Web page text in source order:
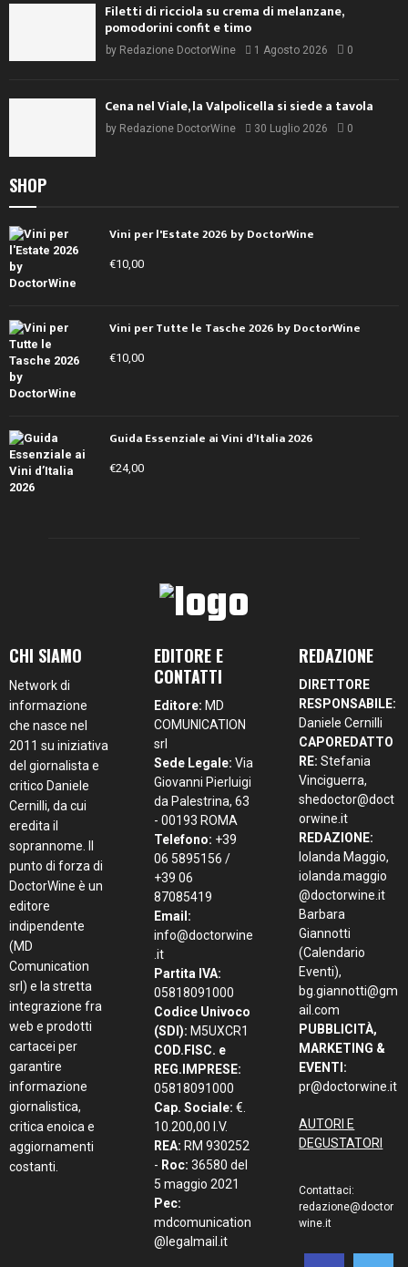
Filetti di ricciola su crema di melanzane,
pomodorini confit e timo
by Redazione DoctorWine 1 Agosto 2026 0
Cena nel Viale, la Valpolicella si siede a tavola
by Redazione DoctorWine 30 Luglio 2026 0
SHOP
Vini per l'Estate 2026 by DoctorWine
€10,00
Vini per Tutte le Tasche 2026 by DoctorWine
€10,00
Guida Essenziale ai Vini d’Italia 2026
€24,00
CHI SIAMO
Network di
informazione
che nasce nel
2011 su iniziativa
del giornalista e
critico Daniele
Cernilli, da cui
eredita il
soprannome. Il
punto di forza di
DoctorWine è un
editore
indipendente
(MD
Comunication
srl) e la stretta
integrazione fra
web e prodotti
cartacei per
garantire
informazione
giornalistica,
critica enoica e
aggiornamenti
costanti.
EDITORE E
CONTATTI
Editore: MD
COMUNICATION
srl
Sede Legale: Via
Giovanni Pierluigi
da Palestrina, 63
- 00193 ROMA
Telefono: +39
06 5895156 /
+39 06
87085419
Email:
info@doctorwine
.it
Partita IVA:
05818091000
Codice Univoco
(SDI): M5UXCR1
COD.FISC. e
REG.IMPRESE:
05818091000
Cap. Sociale: €.
10.200,00 I.V.
REA: RM 930252
- Roc: 36580 del
5 maggio 2021
Pec:
mdcomunication
@legalmail.it
REDAZIONE
DIRETTORE
RESPONSABILE:
Daniele Cernilli
CAPOREDATTO
RE: Stefania
Vinciguerra,
shedoctor@doct
orwine.it
REDAZIONE:
Iolanda Maggio,
iolanda.maggio
@doctorwine.it
Barbara
Giannotti
(Calendario
Eventi),
bg.giannotti@gm
ail.com
PUBBLICITÀ,
MARKETING &
EVENTI:
pr@doctorwine.it
AUTORI E
DEGUSTATORI
Contattaci:
redazione@doctor
wine.it